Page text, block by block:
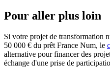
Pour aller plus loin
Si votre projet de transformation
50 000 € du prêt France Num, le
alternative pour financer des
échange d'une prise de